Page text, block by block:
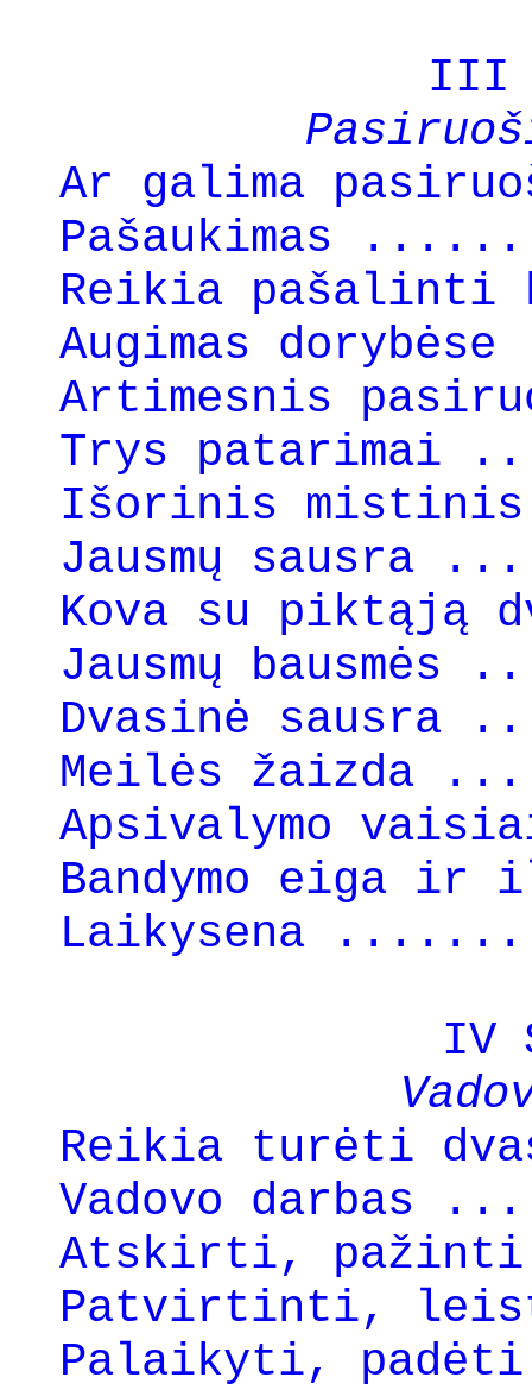
III
Ar galima
Pašaukimas
Reikia
Augimas
Artimesnis
Trys
Išorinis
Jausmų
Kova su
Jausmų
Dvasinė
Meilės
Apsivalymo
Bandymo
Laikysena
IV
Reikia turėti
Vadovo
Atskirti,
Patvirtinti,
Palaikyti,